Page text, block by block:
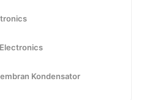
Kondensator